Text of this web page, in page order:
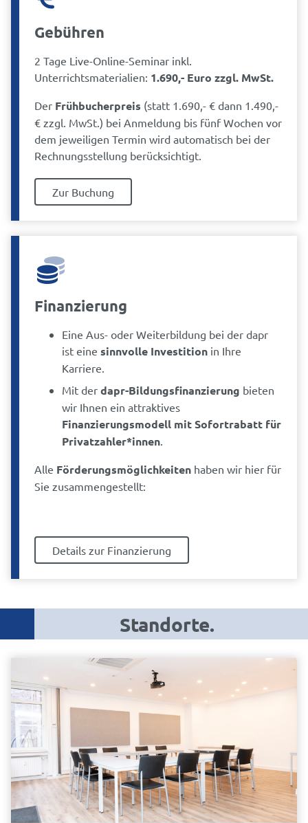
Gebühren
2 Tage Live-Online-Seminar inkl.
Unterrichtsmaterialien: 1.690,- Euro zzgl. MwSt.
Der Frühbucherpreis (statt 1.690,- € dann 1.490,-
€ zzgl. MwSt.) bei Anmeldung bis fünf Wochen vor
dem jeweiligen Termin wird automatisch bei der
Rechnungsstellung berücksichtigt.
Zur Buchung
Finanzierung
Eine Aus- oder Weiterbildung bei der dapr
ist eine sinnvolle Investitionin Ihre
Karriere.
Mit der dapr-Bildungsfinanzierung bieten
wir Ihnen ein attraktives
Finanzierungsmodell mit Sofortrabatt für
Privatzahler*innen.
Alle Förderungsmöglichkeitenhaben wir hier für
Sie zusammengestellt:
Details zur Finanzierung
Standorte.